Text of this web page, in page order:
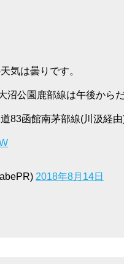
気は曇りです。
沼公園鹿部線は午後から
83函館南茅部線(川汲経
2018年8月14日